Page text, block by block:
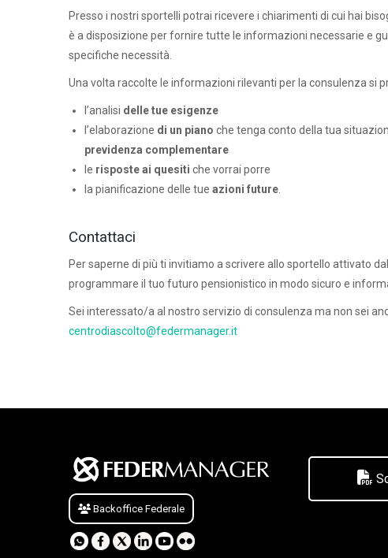
Presso i nostri sportelli potrai ricevere i chiarimenti di cui hai
è a disposizione per fornire tutte le informazioni necessarie e
specifiche necessità.
Una volta raccolte le informazioni rilevanti per la consulenza si
l’analisi delle tue esigenze
l’elaborazione di un piano che tenga conto della tua
previdenza complementare
le risposte ai quesiti che vorrai porre
la pianificazione delle tue azioni future
Contattaci
Per saperne di più ti invitiamo a scrivere allo sportello attivato
programmare il tuo futuro pensionistico in modo sicuro e
Sei interessato/a al nostro servizio di consulenza ma non sei
centrodiascolto@federmanager.it
Backoffice Federale